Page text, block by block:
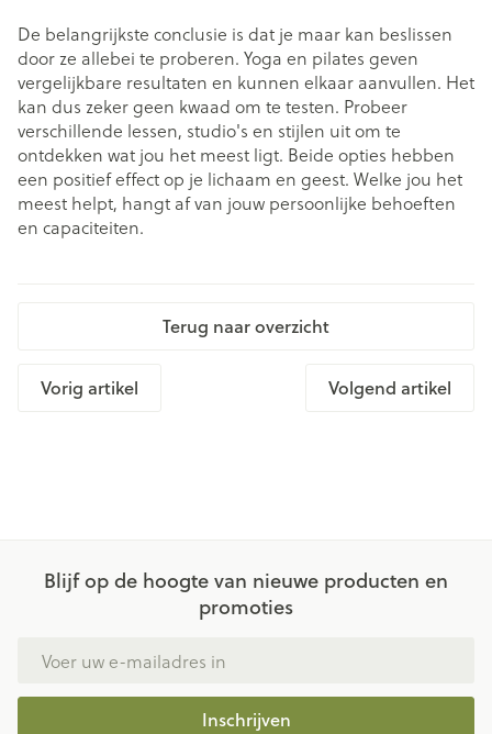
De belangrijkste conclusie is dat je maar kan beslissen
door ze allebei te proberen. Yoga en pilates geven
vergelijkbare resultaten en kunnen elkaar aanvullen. Het
kan dus zeker geen kwaad om te testen. Probeer
verschillende lessen, studio's en stijlen uit om te
ontdekken wat jou het meest ligt. Beide opties hebben
een positief effect op je lichaam en geest. Welke jou het
meest helpt, hangt af van jouw persoonlijke behoeften
en capaciteiten.
Terug naar overzicht
Vorig artikel Volgend artikel
Blijf op de hoogte van nieuwe producten en
promoties
Inschrijven